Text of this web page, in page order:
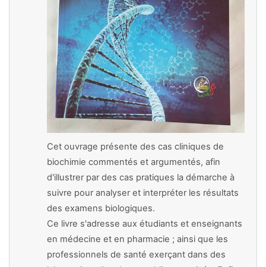
Cet ouvrage présente des cas cliniques de
biochimie commentés et argumentés, afin
d'illustrer par des cas pratiques la démarche à
suivre pour analyser et interpréter les résultats
des examens biologiques.
Ce livre s'adresse aux étudiants et enseignants
en médecine et en pharmacie ; ainsi que les
professionnels de santé exerçant dans des